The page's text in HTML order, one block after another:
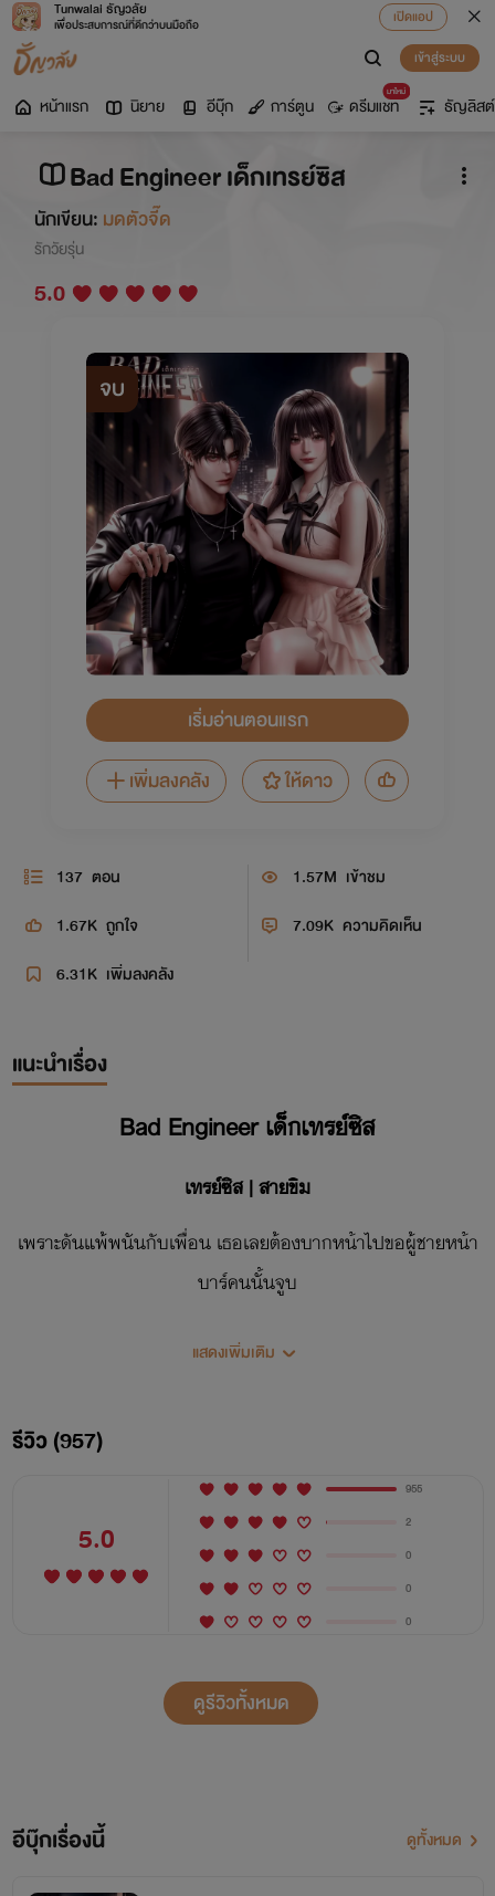
Tunwalai ธัญวลัย
เพื่อประสบการณ์ที่ดีกว่าบนมือถือ
เปิดแอป
เข้าสู่ระบบ
หน้าแรก นิยาย อีบุ๊ก การ์ตูน
มาใหม่
ดรีมแชท ธัญลิสต์
Bad Engineer เด็กเทรย์ซิส
นักเขียน: มดตัวจี๊ด
รักวัยรุ่น
5.0
จบ
เริ่มอ่านตอนแรก
เพิ่มลงคลัง
ให้ดาว
137 ตอน 1.57M เข้าชม
1.67K ถูกใจ 7.09K ความคิดเห็น
6.31K เพิ่มลงคลัง
แนะนำเรื่อง
Bad Engineer เด็กเทรย์ซิส
เทรย์ซิส | สายขิม
เพราะดันแพ้พนันกับเพื่อน เธอเลยต้องบากหน้าไปขอผู้ชายหน้า
บาร์คนนั้นจูบ
แต่มันไม่จบแค่นั้น เพราะผู้ชายคนนั้น ดันเป็นหนุ่มข้างห้องคอน
เทรย์ซิส :
ลูกชายยากูซ่า เรียนวิศวะปี3 นิสัยดิบเถื่อน ปาก
แสดงเพิ่มเติม
รีวิว (957)
5.0
955
2
0
0
0
ดูรีวิวทั้งหมด
อีบุ๊กเรื่องนี้ ดูทั้งหมด